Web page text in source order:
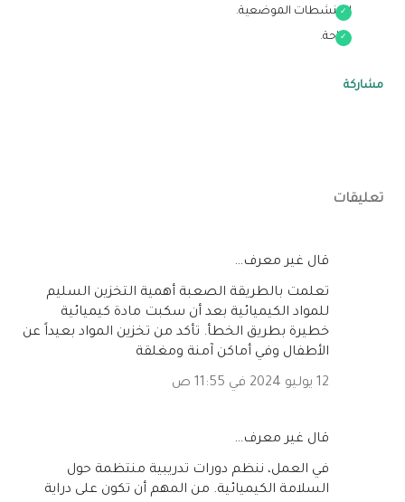
المنشطات الموضعية.
جراحة.
مشاركة
تعليقات
‏قال غير معرف…
تعلمت بالطريقة الصعبة أهمية التخزين السليم
للمواد الكيميائية بعد أن سكبت مادة كيميائية
خطيرة بطريق الخطأ. تأكد من تخزين المواد بعيداً عن
الأطفال وفي أماكن آمنة ومغلقة
12 يوليو 2024 في 11:55 ص
‏قال غير معرف…
في العمل، ننظم دورات تدريبية منتظمة حول
السلامة الكيميائية. من المهم أن تكون على دراية